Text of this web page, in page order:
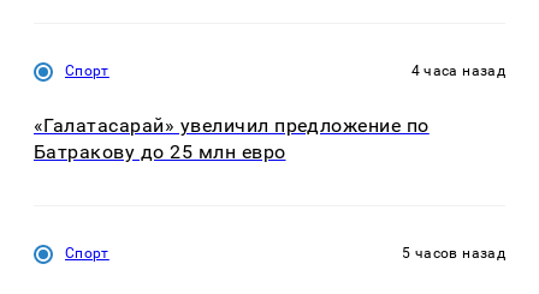
Спорт 4 часа назад
«Галатасарай» увеличил предложение по
Батракову до 25 млн евро
Спорт 5 часов назад